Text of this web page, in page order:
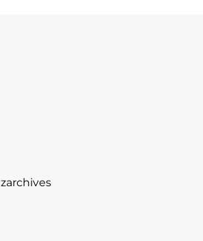
zarchives